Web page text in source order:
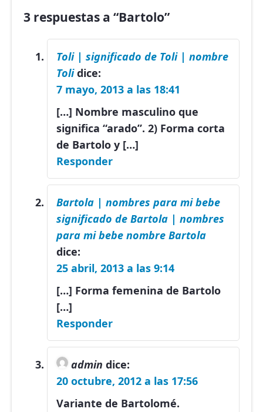
3 respuestas a “Bartolo”
Toli | significado de Toli | nombre
Toli dice:
7 mayo, 2013 a las 18:41
[…] Nombre masculino que
significa “arado”. 2) Forma corta
de Bartolo y […]
Responder
Bartola | nombres para mi bebe
significado de Bartola | nombres
para mi bebe nombre Bartola
dice:
25 abril, 2013 a las 9:14
[…] Forma femenina de Bartolo
[…]
Responder
admin dice:
20 octubre, 2012 a las 17:56
Variante de Bartolomé.